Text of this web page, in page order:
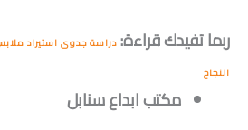
ربما تفيدك قراءة: دراسة جدوى استيراد
النجاح
مكتب ابداع سنابل